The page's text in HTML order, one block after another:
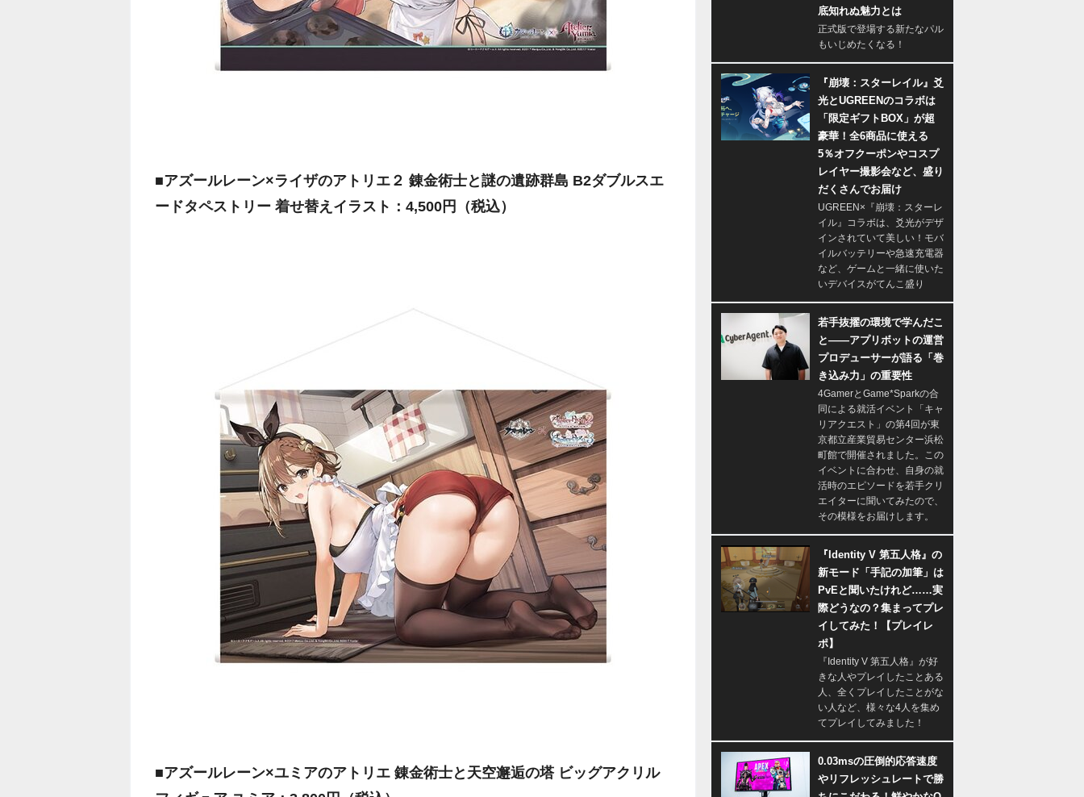
■アズールレーン×ライザのアトリエ２ 錬金術士と謎の遺跡群島 B2ダブルスエ
ードタペストリー 着せ替えイラスト：4,500円（税込）
■アズールレーン×ユミアのアトリエ 錬金術士と天空邂逅の塔 ビッグアクリル
底知れぬ魅力とは
正式版で登場する新たなパル
もいじめたくなる！
『崩壊：スターレイル』爻
光とUGREENのコラボは
「限定ギフトBOX」が超
豪華！全6商品に使える
5％オフクーポンやコスプ
レイヤー撮影会など、盛り
だくさんでお届け
UGREEN×『崩壊：スターレ
イル』コラボは、爻光がデザ
インされていて美しい！モバ
イルバッテリーや急速充電器
など、ゲームと一緒に使いた
いデバイスがてんこ盛り
若手抜擢の環境で学んだこ
と――アプリボットの運営
プロデューサーが語る「巻
き込み力」の重要性
4GamerとGame*Sparkの合
同による就活イベント「キャ
リアクエスト」の第4回が東
京都立産業貿易センター浜松
町館で開催されました。この
イベントに合わせ、自身の就
活時のエピソードを若手クリ
エイターに聞いてみたので、
その模様をお届けします。
『Identity V 第五人格』の
新モード「手記の加筆」は
PvEと聞いたけれど……実
際どうなの？集まってプレ
イしてみた！【プレイレ
ポ】
『Identity V 第五人格』が好
きな人やプレイしたことある
人、全くプレイしたことがな
い人など、様々な4人を集め
てプレイしてみました！
0.03msの圧倒的応答速度
やリフレッシュレートで勝